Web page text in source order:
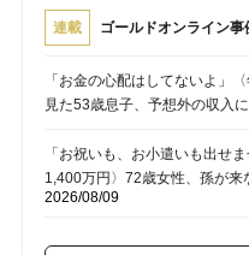
連載 ゴールドオンライン事
「お金の心配はしてないよ」
見た53歳息子、予想外の収入
「お祝いも、お小遣いも出せ
1,400万円〉72歳女性、孫が来
2026/08/09